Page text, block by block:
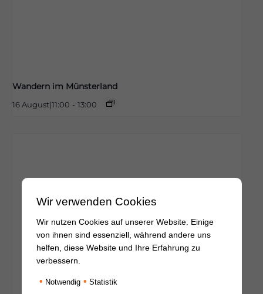
Wandern im Münsterland
16 August|11:00 - 13:00
Wir verwenden Cookies
Wir nutzen Cookies auf unserer Website. Einige
von ihnen sind essenziell, während andere uns
helfen, diese Website und Ihre Erfahrung zu
verbessern.
• Notwendig • Statistik